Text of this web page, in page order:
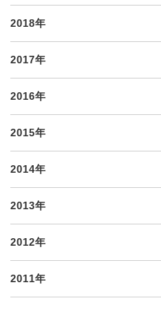
2018年
2017年
2016年
2015年
2014年
2013年
2012年
2011年